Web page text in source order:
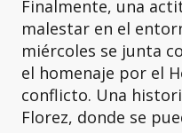
Finalmente, una
malestar en el
miércoles se junta
el homenaje por el
conflicto. Una
Florez, donde se